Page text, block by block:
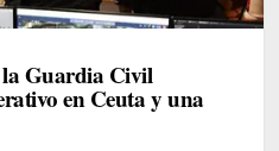
Guardia Civil
en Ceuta y una